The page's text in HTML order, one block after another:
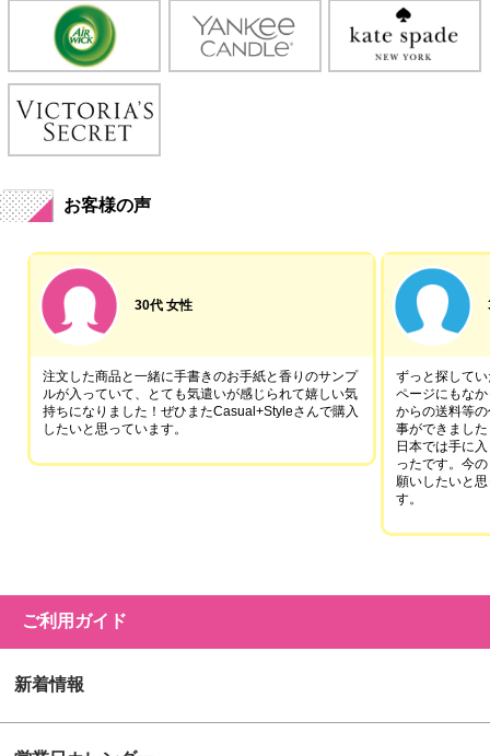
お客様の声
30代 女性
注文した商品と一緒に手書きのお手紙と香りのサンプ
ルが入っていて、とても気遣いが感じられて嬉しい気
持ちになりました！ぜひまたCasual+Styleさんで購入
したいと思っています。
ずっと探して
ページにもな
からの送料等
事ができました
日本では手に
ったです。今
願いしたいと
す。
ご利用ガイド
新着情報